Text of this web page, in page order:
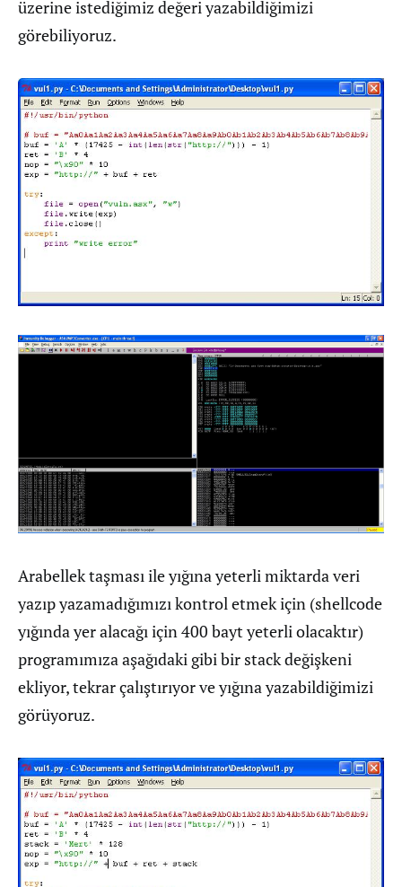
üzerine istediğimiz değeri yazabildiğimizi
görebiliyoruz.
Arabellek taşması ile yığına yeterli miktarda veri
yazıp yazamadığımızı kontrol etmek için (shellcode
yığında yer alacağı için 400 bayt yeterli olacaktır)
programımıza aşağıdaki gibi bir stack değişkeni
ekliyor, tekrar çalıştırıyor ve yığına yazabildiğimizi
görüyoruz.